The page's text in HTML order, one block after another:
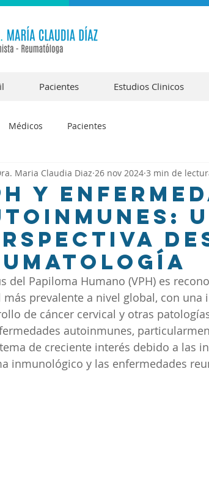
Pacientes Estudios Clinicos
Médicos Pacientes
y
Maria Claudia Diaz 26 nov 2024 3 min de
del Papiloma Humano (VPH) es
más prevalente a nivel global, con
de cáncer cervical y otras
autoinmunes,
de creciente interés debido a las
inmunológico y las enfermedades